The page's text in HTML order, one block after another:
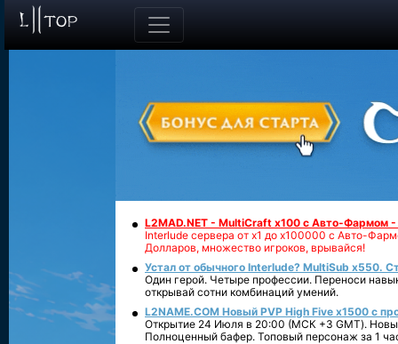
L2MAD.NET - MultiCraft x100 с Авто-Фармом
Interlude сервера от х1 до х100000 с Авто-
Долларов, множество игроков, врывайся!
Устал от обычного Interlude? MultiSub x550.
Один герой. Четыре профессии. Переноси
открывай сотни комбинаций умений.
L2NAME.COM Новый PVP High Five x1500 с
Открытие 24 Июля в 20:00 (МСК +3 GMT).
Полноценный бафер. Топовый персонаж за 1